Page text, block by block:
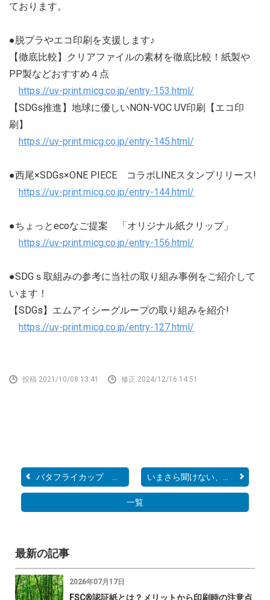
ております。
●脱プラやエコ印刷を支援します♪
【徹底比較】クリアファイルの素材を徹底比較！紙製や
PP製などおすすめ４点
https://uv-print.micg.co.jp/entry-153.html/
【SDGs推進】地球に優しいNON-VOC UV印刷【エコ印
刷】
https://uv-print.micg.co.jp/entry-145.html/
●西尾×SDGs×ONE PIECE コラボLINEスタンプリリース!
https://uv-print.micg.co.jp/entry-144.html/
●ちょっとecoなご提案 「オリジナル紙クリップ」
https://uv-print.micg.co.jp/entry-156.html/
●SDGｓ取組みの参考に当社の取り組み事例をご紹介して
います！
【SDGs】エムアイシーグループの取り組みを紹介!
https://uv-print.micg.co.jp/entry-127.html/
投稿 2021/10/08 13:41 修正 2024/12/16 14:51
バタフライカップ その２...
一覧
最新の記事
2026年07月17日
FSC®認証紙とは？メリットから印刷時の注意点